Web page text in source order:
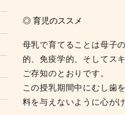
◎ 育児のススメ
母乳で育てることは母子
的、免疫学的、そしてス
ご存知のとおりです。
この授乳期間中にむし歯
料を与えないように心が